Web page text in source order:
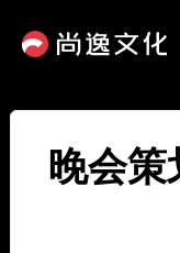
晚会